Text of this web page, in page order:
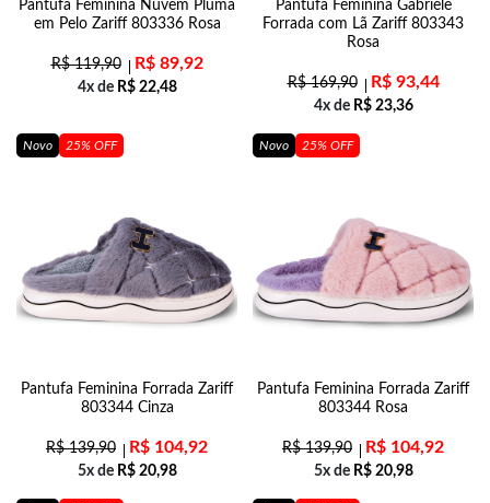
Pantufa Feminina Nuvem Pluma
em Pelo Zariff 803336 Rosa
R$119,90 R$89,92
4x de R$22,48
Pantufa Feminina Gabriele
Forrada com Lã Zariff 803343
Rosa
R$169,90 R$93,44
4x de R$23,36
Novo 25% OFF
Pantufa Feminina Forrada Zariff
803344 Cinza
R$139,90 R$ 104,92
5x de R$20,98
Novo 25% OFF
Pantufa Feminina Forrada Zariff
803344 Rosa
R$139,90 R$ 104,92
5x de R$20,98